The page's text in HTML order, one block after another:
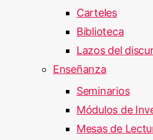
Carteles
Biblioteca
Lazos del
Enseñanza
Seminarios
Módulos de
Mesas de